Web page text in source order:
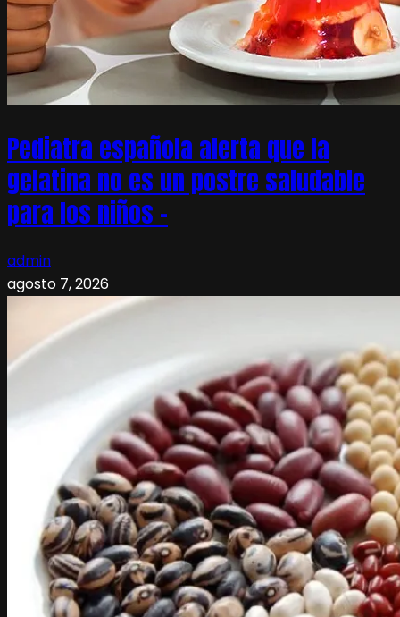
Pediatra española alerta que la
gelatina no es un postre saludable
para los niños –
admin
agosto 7, 2026